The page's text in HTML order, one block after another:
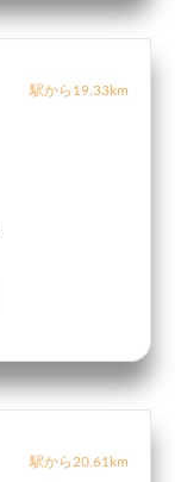
駅から19.33km
駅から20.61km